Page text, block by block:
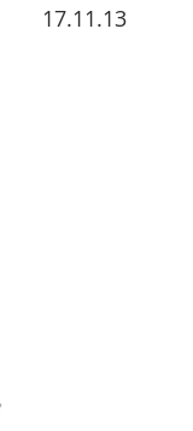
17.11.13